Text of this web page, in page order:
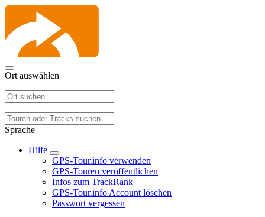
Ort auswählen
Sprache
Hilfe
GPS-Tour.info verwenden
GPS-Touren veröffentlichen
Infos zum TrackRank
GPS-Tour.info Account löschen
Passwort vergessen